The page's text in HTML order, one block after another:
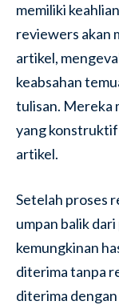
memiliki
reviewers akan
artikel,
keabsahan
tulisan. Mereka
yang
artikel.
Setelah proses
umpan balik
kemungkinan
diterima tanpa
diterima